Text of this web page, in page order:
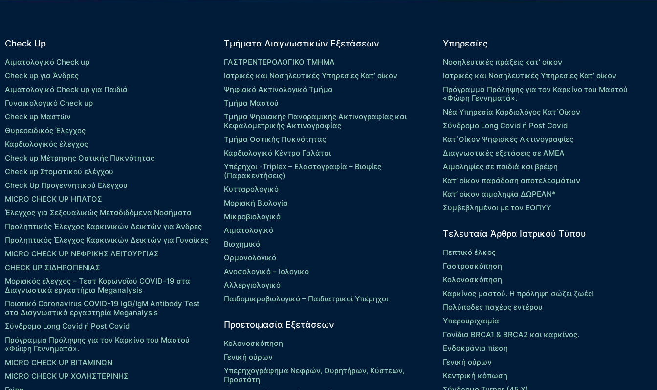
Check Up
Αιματολογικό Check up
Check up για Άνδρες
Αιματολογικό Check up για Παιδιά
Γυναικολογικό Check up
Check up Μαστών
Θυρεοειδικός Έλεγχος
Καρδιολογικός έλεγχος
Check up Mέτρησης Οστικής Πυκνότητας
Check up Στοματικού ελέγχου
Check Up Προγεννητικού Ελέγχου
MICRO CHECK UP HΠΑΤΟΣ
Έλεγχος για Σεξουαλικώς Μεταδιδόμενα Νοσήματα
Προληπτικός Έλεγχος Καρκινικών Δεικτών για Άνδρες
Προληπτικός Έλεγχος Καρκινικών Δεικτών για Γυναίκες
MICRO CHECK UP ΝΕΦΡΙΚΗΣ ΛΕΙΤΟΥΡΓΙΑΣ
CHECK UP ΣΙΔΗΡΟΠΕΝΙΑΣ
Μοριακός έλεγχος – Τεστ Κορωνοϊού COVID-19 στα
Διαγνωστικά εργαστήρια Meganalysis
Ποιοτικό Coronavirus COVID-19 IgG/IgM Antibody Test
στα Διαγνωστικά εργαστηρία Meganalysis
Σύνδρομο Long Covid ή Post Covid
Πρόγραμμα Πρόληψης για τον Καρκίνο του Μαστού
«Φώφη Γεννηματά».
MICRO CHECK UP ΒΙΤΑΜΙΝΩΝ
MICRO CHECK UP ΧΟΛΗΣΤΕΡΙΝΗΣ
Τμήματα Διαγνωστικών Εξετάσεων
ΓΑΣΤΡΕΝΤΕΡΟΛΟΓΙΚΟ ΤΜΗΜΑ
Ιατρικές και Νοσηλευτικές Υπηρεσίες Κατ’ οίκον
Ψηφιακό Ακτινολογικό Τμήμα
Τμήμα Μαστού
Τμήμα Ψηφιακής Πανοραμικής Ακτινογραφίας και
Κεφαλομετρικής Ακτινογραφίας
Τμήμα Οστικής Πυκνότητας
Καρδιολογικό Κέντρο Γαλάτσι
Υπέρηχοι -Triplex – Eλαστογραφία – Βιοψίες
(Παρακεντήσεις)
Κυτταρολογικό
Μοριακή Βιολογία
Μικροβιολογικό
Αιματολογικό
Βιοχημικό
Ορμονολογικό
Ανοσολογικό – Ιολογικό
Αλλεργιολογικό
Παιδομικροβιολογικό – Παιδιατρικοί Υπέρηχοι
Προετοιμασία Εξετάσεων
Κολονοσκόπηση
Γενική ούρων
Υπερηχογράφημα Νεφρών, Ουρητήρων, Κύστεων,
Προστάτη
Υπηρεσίες
Νοσηλευτικές πράξεις κατ’ οίκον
Ιατρικές και Νοσηλευτικές Υπηρεσίες Κατ’ οίκον
Πρόγραμμα Πρόληψης για τον Καρκίνο του Μαστού
«Φώφη Γεννηματά».
Νέα Υπηρεσία Καρδιολόγος Kατ΄Οίκον
Σύνδρομο Long Covid ή Post Covid
Κατ΄Οίκον Ψηφιακές Ακτινογραφίες
Διαγνωστικές εξετάσεις σε ΑΜΕΑ
Αιμοληψίες σε παιδιά και βρέφη
Κατ’ οίκον παράδοση αποτελεσμάτων
Κατ’ οίκον αιμοληψία ΔΩΡΕΑΝ*
Συμβεβλημένοι με τον ΕΟΠΥΥ
Τελευταία Άρθρα Ιατρικού Τύπου
Πεπτικό έλκος
Γαστροσκόπηση
Κολονοσκόπηση
Καρκίνος μαστού. Η πρόληψη σώζει ζωές!
Πολύποδες παχέος εντέρου
Yπερουριχαιμία
Γονίδια BRCA1 & BRCA2 και καρκίνος.
Ενδοκράνια πίεση
Γενική ούρων
Κεντρική κόπωση